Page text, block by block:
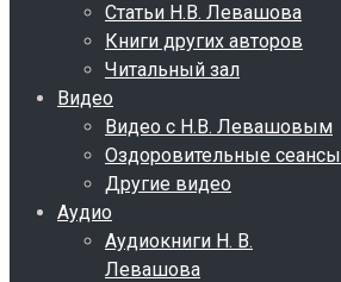
Статьи Н.В. Левашова
Книги других авторов
Читальный зал
Видео
Видео с Н.В. Левашовым
Оздоровительные сеансы
Другие видео
Аудио
Аудиокниги Н. В.
Левашова